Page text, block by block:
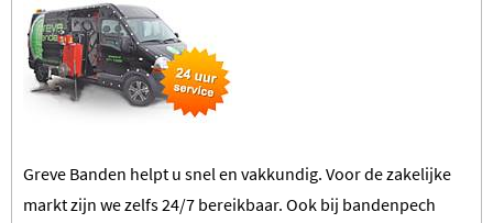
Greve Banden helpt u snel en vakkundig. Voor de zakelijke
markt zijn we zelfs 24/7 bereikbaar. Ook bij bandenpech